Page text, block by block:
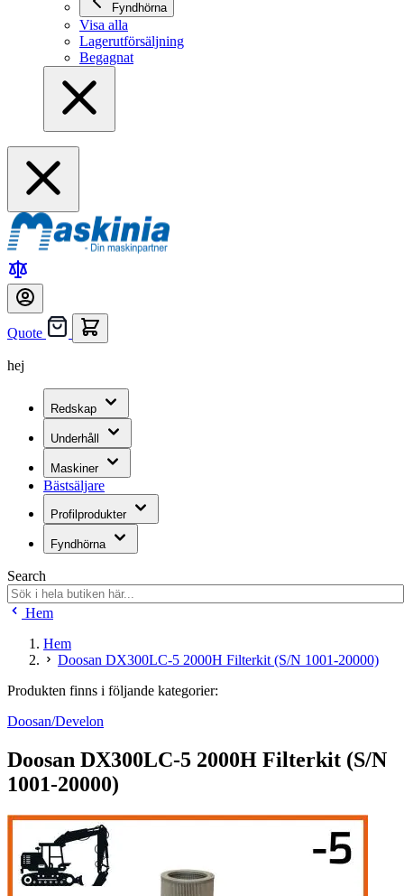
Fyndhörna
Visa alla
Lagerutförsäljning
Begagnat
Quote
hej
Redskap
Underhåll
Maskiner
Bästsäljare
Profilprodukter
Fyndhörna
Search
Hem
Hem
Doosan DX300LC-5 2000H Filterkit (S/N 1001-20000)
Produkten finns i följande kategorier:
Doosan/Develon
Doosan DX300LC-5 2000H Filterkit (S/N
1001-20000)